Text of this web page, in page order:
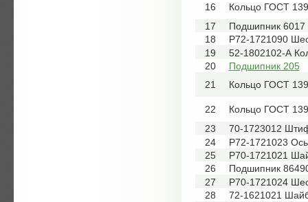
16
Кольцо ГОСТ
17
Подшипник 6017
18
Р72-1721090
19
52-1802102-А
20
Подшипник 205
21
Кольцо ГОСТ
22
Кольцо ГОСТ
23
70-1723012
24
Р72-1721023 Ось
25
Р70-1721021
26
Подшипник
27
Р70-1721024
28
72-1621021